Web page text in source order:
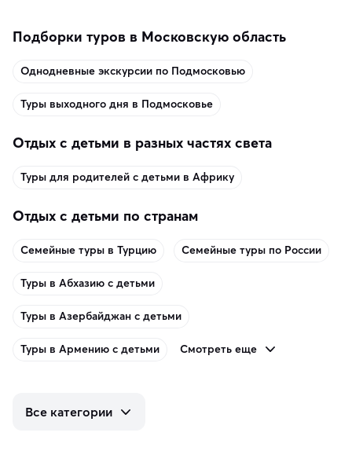
Подборки туров в Московскую область
Однодневные экскурсии по Подмосковью
Туры выходного дня в Подмосковье
Отдых с детьми в разных частях света
Туры для родителей с детьми в Африку
Отдых с детьми по странам
Семейные туры в Турцию Семейные туры по России
Туры в Абхазию с детьми
Туры в Азербайджан с детьми
Туры в Армению с детьми Смотреть еще
Все категории